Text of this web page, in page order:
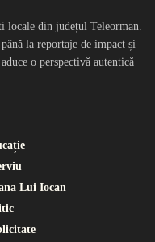
locale din județul Teleorman.
la reportaje de impact și
o perspectivă autentică
Lui Iocan